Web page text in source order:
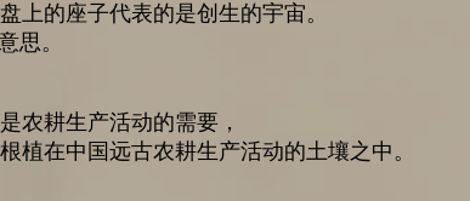
上的座子代表的是创生的宇宙。
思。
农耕生产活动的需要，
植在中国远古农耕生产活动的土壤之中。